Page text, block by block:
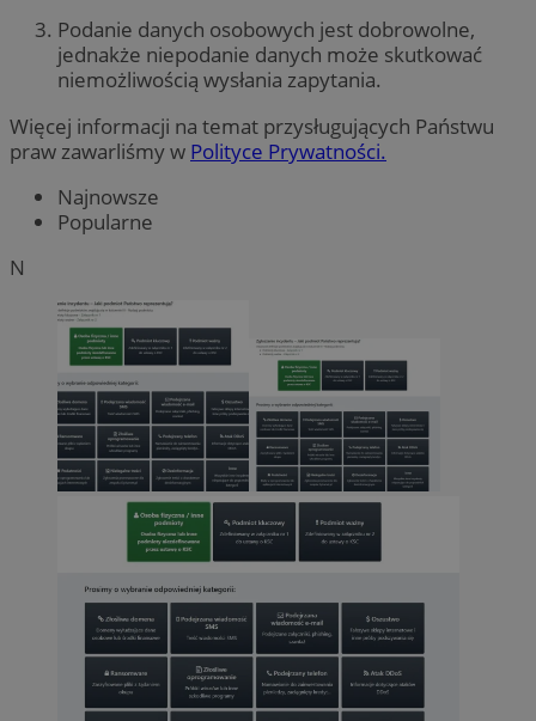
Podanie danych osobowych jest dobrowolne,
jednakże niepodanie danych może skutkować
niemożliwością wysłania zapytania.
Więcej informacji na temat przysługujących Państwu
praw zawarliśmy w Polityce Prywatności.
Najnowsze
Popularne
N